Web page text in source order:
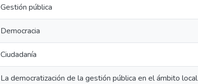
Gestión pública
Democracia
Ciudadanía
La democratización de la gestión pública en el ámbito local